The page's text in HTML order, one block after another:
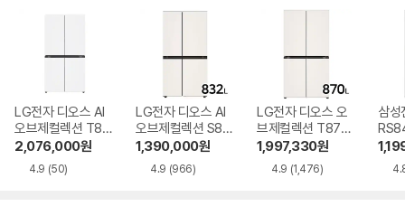
LG전자 디오스 AI
오브제컬렉션 T87
6MQQ1H1
2,076,000원
4.9 (50)
LG전자 디오스 AI
오브제컬렉션 S83
6MEE022
1,390,000원
4.9 (966)
LG전자 디오스 오
브제컬렉션 T873
MEE111
1,997,330원
4.9 (1,476)
삼성